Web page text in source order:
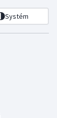
Systém